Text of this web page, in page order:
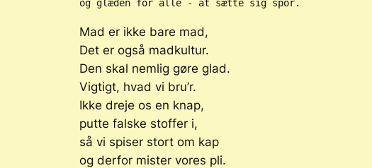
og glæden for alle - at sætte sig spor.
Mad er ikke bare mad,
Det er også madkultur.
Den skal nemlig gøre glad.
Vigtigt, hvad vi bru’r.
Ikke dreje os en knap,
putte falske stoffer i,
så vi spiser stort om kap
og derfor mister vores pli.